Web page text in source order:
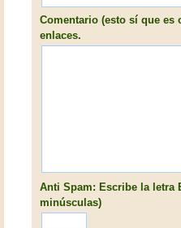
Comentario (esto sí que
enlaces.
Anti Spam: Escribe la letra
minúsculas)